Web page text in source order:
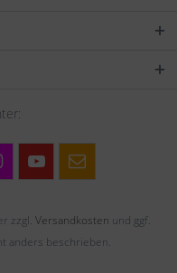
zzgl. Versandkosten und ggf.
anders beschrieben.